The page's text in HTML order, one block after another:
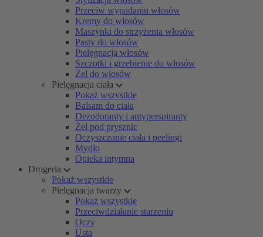
Przeciw wypadaniu włosów
Kremy do włosów
Maszynki do strzyżenia włosów
Pasty do włosów
Pielęgnacja włosów
Szczotki i grzebienie do włosów
Żel do włosów
Pielęgnacja ciała
Pokaż wszystkie
Balsam do ciała
Dezodoranty i antyperspiranty
Żel pod prysznic
Oczyszczanie ciała i peelingi
Mydło
Opieka intymna
Drogeria
Pokaż wszystkie
Pielęgnacja twarzy
Pokaż wszystkie
Przeciwdziałanie starzeniu
Oczy
Usta